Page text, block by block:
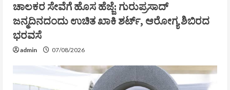
ಚಾಲಕರ ಸೇವೆಗೆ ಹೊಸ ಹೆಜ್ಜೆ: ಗುರುಪ್ರಸಾದ್
ಜನ್ಮದಿನದಂದು ಉಚಿತ ಖಾಕಿ ಶರ್ಟ್, ಆರೋಗ್ಯ ಶಿಬಿರದ
ಭರವಸೆ
admin 07/08/2026